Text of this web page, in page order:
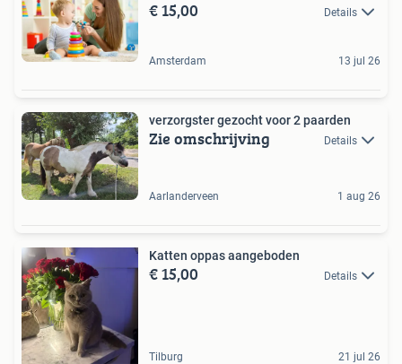
€ 15,00 Details
Amsterdam 13 jul 26
verzorgster gezocht voor 2 paarden
Zie omschrijving Details
Aarlanderveen 1 aug 26
Katten oppas aangeboden
€ 15,00 Details
Tilburg 21 jul 26